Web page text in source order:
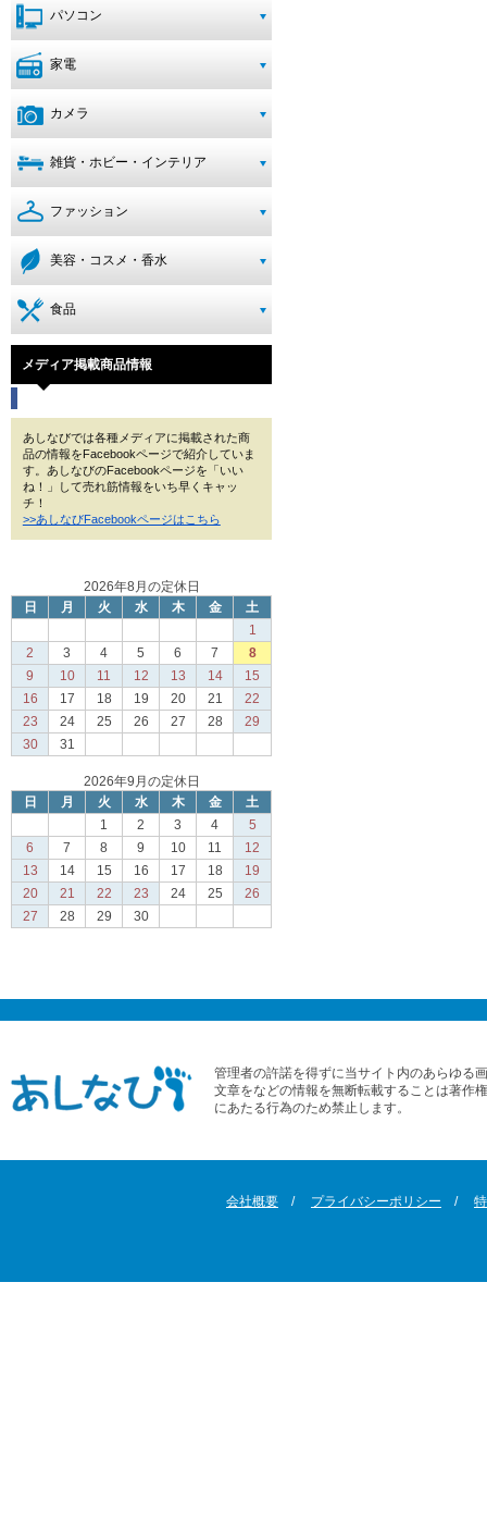
パソコン
家電
カメラ
雑貨・ホビー・インテリア
ファッション
美容・コスメ・香水
食品
メディア掲載商品情報
あしなびでは各種メディアに掲載された商
品の情報をFacebookページで紹介していま
す。あしなびのFacebookページを「いい
ね！」して売れ筋情報をいち早くキャッ
チ！
>>あしなびFacebookページはこちら
2026年8月の定休日
日
月 火 水 木 金
土
1
2
3 4 5 6 7
8
9
10 11 12 13 14
15
16
17 18 19 20 21
22
23
24 25 26 27 28
29
30
31
2026年9月の定休日
日
月 火 水 木 金
土
1
2 3 4
5
6
7 8 9 10 11
12
13
14 15 16 17 18
19
20
21 22 23 24 25
26
27
28 29 30
管理者の許諾を得ずに当サイト内のあらゆる
文章をなどの情報を無断転載することは著作
にあたる行為のため禁止します。
会社概要 プライバシーポリシー